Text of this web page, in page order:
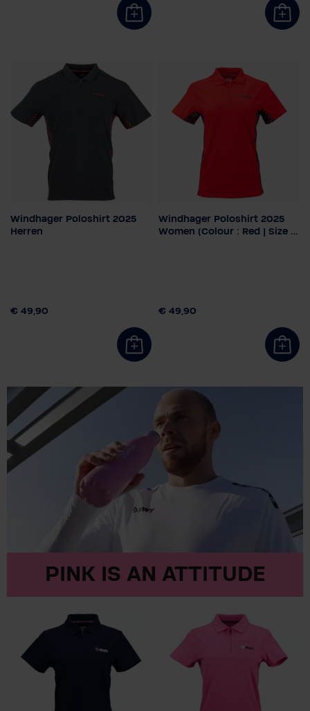
Kleur
Windhager Poloshirt 2025
Herren
€ 49,90
Maat
XS
S M L XL
2XL
Windhager Poloshirt 2025
Women (Colour : Red | Size :
€ 49,90
PINK IS AN ATTITUDE